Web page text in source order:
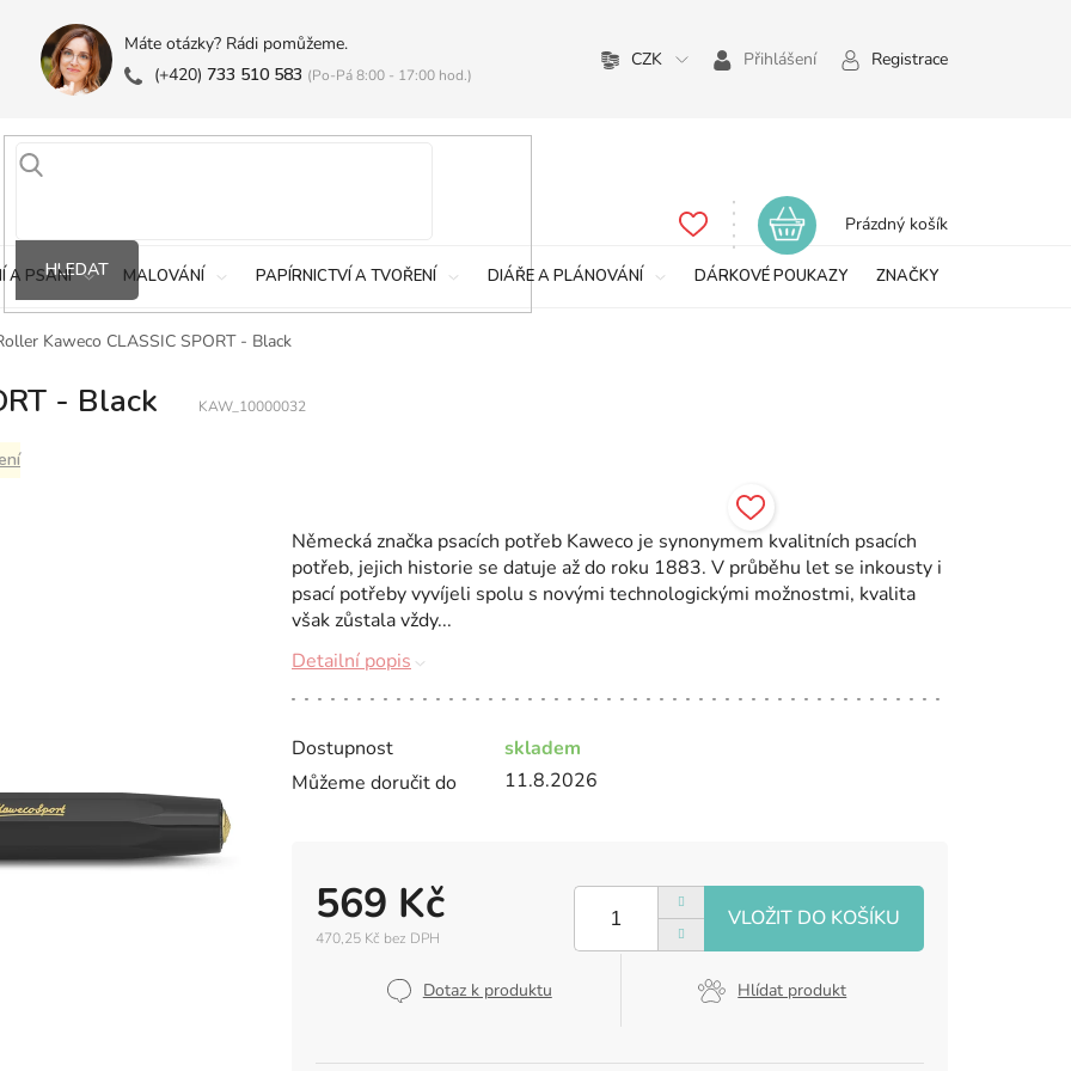
Máte otázky? Rádi pomůžeme.
(+420) 733 510 583 (Po-Pá 8:00 - 17:00 hod.)
CZK Přihlášení Registrace
HLEDAT
Nákupní
Prázdný košík
A PSANÍ MALOVÁNÍ PAPÍRNICTVÍ A TVOŘENÍ DIÁŘE A PLÁNOVÁNÍ DÁRKOVÉ POUKAZY ZNAČKY
Kaweco CLASSIC SPORT - Black
- Black KAW_10000032
Dostupnost
skladem
Můžeme doručit do
11.8.2026
569 Kč
470,25 Kč bez DPH
Dotaz k produktu Hlídat produkt
Německá značka psacích potřeb Kaweco je synonymem kvalitních psacích
potřeb, jejich historie se datuje až do roku 1883. V průběhu let se inkousty i
psací potřeby vyvíjeli spolu s novými technologickými možnostmi, kvalita
však zůstala vždy...
Detailní popis